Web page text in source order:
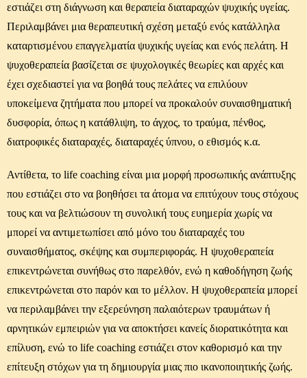
εστιάζει στη διάγνωση και θεραπεία διαταραχών ψυχικής υγείας.
Περιλαμβάνει μια θεραπευτική σχέση μεταξύ ενός κατάλληλα
καταρτισμένου επαγγελματία ψυχικής υγείας και ενός πελάτη. Η
ψυχοθεραπεία βασίζεται σε ψυχολογικές θεωρίες και αρχές και
έχει σχεδιαστεί για να βοηθά τους πελάτες να επιλύουν
υποκείμενα ζητήματα που μπορεί να προκαλούν συναισθηματική
δυσφορία, όπως η κατάθλιψη, το άγχος, το τραύμα, πένθος,
διατροφικές διαταραχές, διαταραχές ύπνου, ο εθισμός κ.α.
Αντίθετα, το life coaching είναι μια μορφή προσωπικής ανάπτυξης
που εστιάζει στο να βοηθήσει τα άτομα να επιτύχουν τους στόχους
τους και να βελτιώσουν τη συνολική τους ευημερία χωρίς να
μπορεί να αντιμετωπίσει από μόνο του διαταραχές του
συναισθήματος, σκέψης και συμπεριφοράς. Η ψυχοθεραπεία
επικεντρώνεται συνήθως στο παρελθόν, ενώ η καθοδήγηση ζωής
επικεντρώνεται στο παρόν και το μέλλον. Η ψυχοθεραπεία μπορεί
να περιλαμβάνει την εξερεύνηση παλαιότερων τραυμάτων ή
αρνητικών εμπειριών για να αποκτήσει κανείς διορατικότητα και
επίλυση, ενώ το life coaching εστιάζει στον καθορισμό και την
επίτευξη στόχων για τη δημιουργία μιας πιο ικανοποιητικής ζωής.